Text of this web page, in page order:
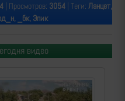
| Просмотров: 3054| Теги: Ланцет,
_бк, Эпик
видео